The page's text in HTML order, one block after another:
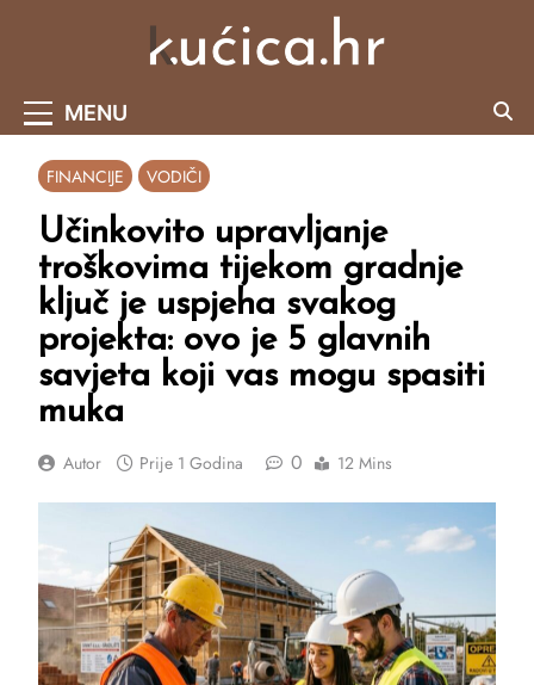
Portal O Malim Kućama I Održivom Načinu
Života.
MENU
FINANCIJE VODIČI
Učinkovito upravljanje
troškovima tijekom gradnje
ključ je uspjeha svakog
projekta: ovo je 5 glavnih
savjeta koji vas mogu spasiti
muka
Autor Prije 1 Godina 0 12 Mins